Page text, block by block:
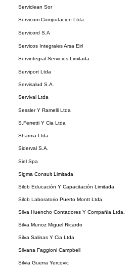
Serviclean Sor
Servicom Computacion Ltda.
Servicord S.A
Servicos Integrales Arsa Eirl
Servintegral Servicios Limitada
Serviport Ltda
Servisalud S.A.
Servival Ltda
Sessler Y Ramelli Ltda
S.Ferretti Y Cia Ltda
Sharma Ltda
Siderval S.A.
Siel Spa
Sigma Consult Limitada
Silob Educación Y Capacitación Limitada
Silob Laboratorio Puerto Montt Ltda.
Silva Huencho Contadores Y Compañia Ltda.
Silva Munoz Miguel Ricardo
Silva Salinas Y Cia Ltda
Silvana Faggioni Campbell
Silvia Guerra Yercovic